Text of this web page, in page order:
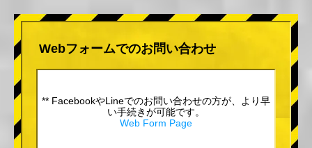
Webフォームでのお問い合わせ
** FacebookやLineでのお問い合わせの方が、より早
い手続きが可能です。
Web Form Page